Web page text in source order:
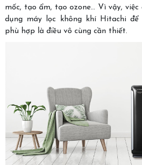
mốc, tạo ẩm, tạo ozone… Vì vậy, việc
dụng máy lọc không khí Hitachi để
phù hợp là điều vô cùng cần thiết.